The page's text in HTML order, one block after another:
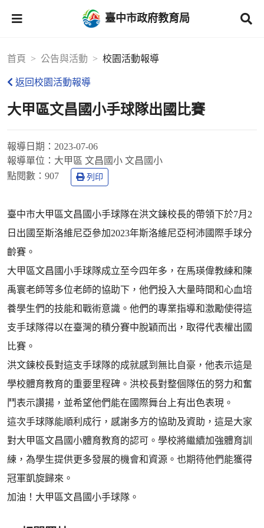
臺中市政府教育局
首頁 公告與活動 校園活動報導
返回校園活動報導
大甲區文昌國小手球隊出國比賽
報導日期： 2023-07-06
報導單位： 大甲區 文昌國小 文昌國小
點閱數： 907 列印
臺中市大甲區文昌國小手球隊在洪文鍊校長的帶領下於7月2
日出國至斯洛維尼亞參加2023年斯洛維尼亞柯沛國際手球分
齡賽。
大甲區文昌國小手球隊成立至今四年多，在馬瑛偉教練和陳
禹寰老師等多位老師的協助下，他們投入大量時間和心血培
養學生們的技能和戰術意識。他們的專業指導和激勵使得這
支手球隊得以在臺灣的積分賽中脫穎而出，取得代表權出國
比賽。
洪文鍊校長對這支手球隊的成就感到無比自豪，他表示這是
學校體育教育的重要里程碑。洪校長對整個隊伍的努力和奮
鬥表示讚揚，並希望他們能在國際舞台上有出色表現。
這次手球隊能順利成行，感謝多方的協助及資助，這是大家
對大甲區文昌國小體育教育的認可。學校將繼續加強體育訓
練，為學生提供更多發展的機會和資源。也期待他們能獲得
冠軍凱旋歸來。
加油！大甲區文昌國小手球隊。